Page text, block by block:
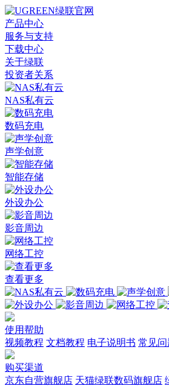
产品中心
服务与支持
下载中心
关于绿联
投资者关系
NAS私有云
数码充电
声学创意
智能存储
外设办公
影音周边
网络工控
查看更多
使用帮助
视频教程 文档教程 电子说明书 常见问
购买渠道
京东自营旗舰店 天猫绿联数码旗舰店